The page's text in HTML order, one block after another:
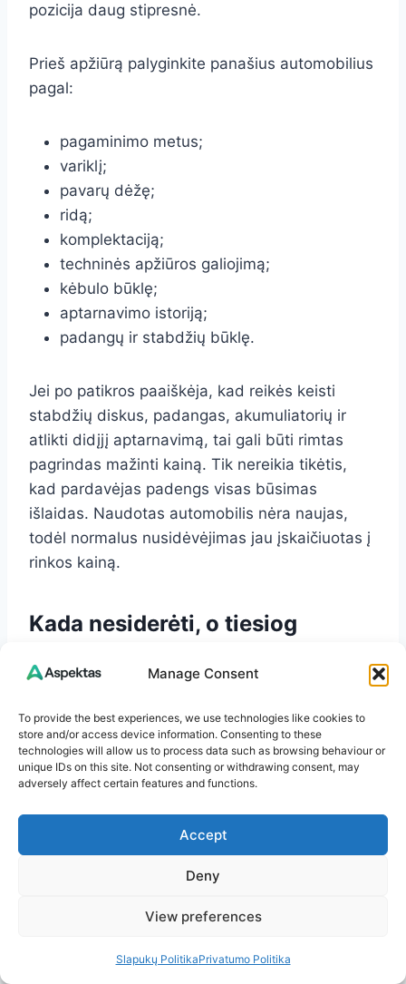
Manage Consent
To provide the best experiences, we use technologies like cookies to
store and/or access device information. Consenting to these
technologies will allow us to process data such as browsing behaviour or
unique IDs on this site. Not consenting or withdrawing consent, may
adversely affect certain features and functions.
Accept
Deny
View preferences
Slapukų PolitikaPrivatumo Politika
pozicija daug stipresnė.
Prieš apžiūrą palyginkite panašius automobilius
pagal:
pagaminimo metus;
variklį;
pavarų dėžę;
ridą;
komplektaciją;
techninės apžiūros galiojimą;
kėbulo būklę;
aptarnavimo istoriją;
padangų ir stabdžių būklę.
Jei po patikros paaiškėja, kad reikės keisti
stabdžių diskus, padangas, akumuliatorių ir
atlikti didįjį aptarnavimą, tai gali būti rimtas
pagrindas mažinti kainą. Tik nereikia tikėtis,
kad pardavėjas padengs visas būsimas
išlaidas. Naudotas automobilis nėra naujas,
todėl normalus nusidėvėjimas jau įskaičiuotas į
rinkos kainą.
Kada nesiderėti, o tiesiog
nebedalyvauti sandoryje. Atsisakykite pirkimo,
jei:
pardavėjas neturi teisės parduoti
slepiami defektai;
daužtas;